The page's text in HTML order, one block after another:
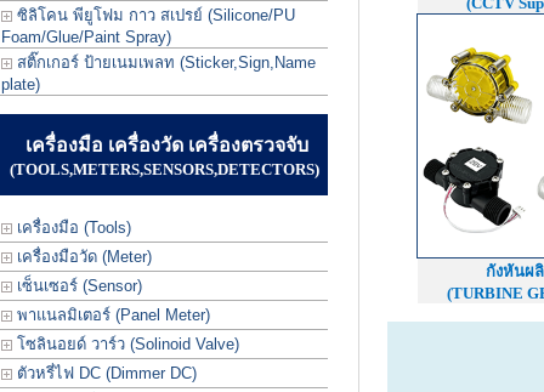
ซิลิโคน พียูโฟม กาว สเปรย์ (Silicone/PU
Foam/Glue/Paint Spray)
สติ๊กเกอร์ ป้ายเนมเพลท (Sticker,Sign,Name
plate)
เครื่องมือ เครื่องวัด เครื่องตรวจจับ
(TOOLS,METERS,SENSORS,DETECTORS)
เครื่องมือ (Tools)
เครื่องมือวัด (Meter)
เซ็นเซอร์ (Sensor)
พาแนลมิเตอร์ (Panel Meter)
โซลินอยด์ วาร์ว (Solinoid Valve)
ตัวหรี่ไฟ DC (Dimmer DC)
กังหันผ
(TURBINE